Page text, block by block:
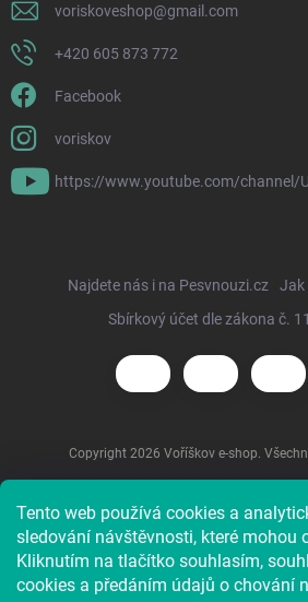
Tento web používá cookies a
sledování návštěvnosti, které mohou
Kliknutím na tlačítko souhlasím,
cookies a předáním údajů o chování
voriskoveshop@gmail.com
+420 605 873 772
Facebook
voriskov
https://www.youtube.com/channel/
Najdete nás i na Pesvnouzi.cz
Jak
Sbírkový účet dle zákona č.
Copyright 2026 Voříškov e-shop.